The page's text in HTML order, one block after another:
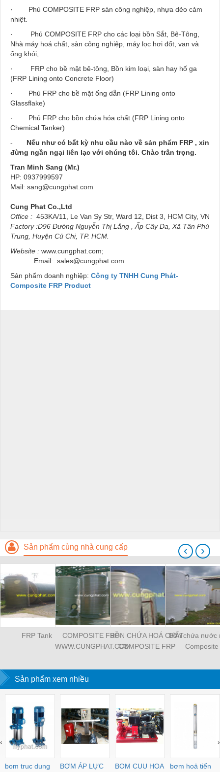
· Phủ COMPOSITE FRP sàn công nghiệp, nhựa dẻo cảm
nhiệt.
· Phủ COMPOSITE FRP cho các loại bồn Sắt, Bê-Tông,
Nhà máy hoá chất, sàn công nghiệp, máy lọc hơi đốt, van và
ống khói,
· FRP cho bề mặt bê-tông, Bồn kim loại, sàn hay hố ga
(FRP Lining onto Concrete Floor)
· Phủ FRP cho bề mặt ống dẫn (FRP Lining onto
Glassflake)
· Phủ FRP cho bồn chứa hóa chất (FRP Lining onto
Chemical Tanker)
-
Nếu như có bất kỳ nhu cầu nào về sản phẩm FRP , xin
đừng ngần ngại liên lạc với chúng tôi. Chào trân trọng.
Tran Minh Sang (Mr.)
HP: 0937999597
Mail: sang@cungphat.com
Cung Phat Co.,Ltd
Office : 453KA/11, Le Van Sy Str, Ward 12, Dist 3, HCM City, VN
Factory :D96 Đường Nguyễn Thị Lắng , Ấp Cây Da, Xã Tân Phú
Trung, Huyện Củ Chi, TP. HCM.
Website : www.cungphat.com;
Email: sales@cungphat.com
Sản phẩm doanh nghiệp: Công ty TNHH Cung Phát-
Composite FRP Product
Sản phẩm cùng nhà cung cấp
FRP Tank
COMPOSITE FRP-
WWW.CUNGPHAT.COM
BỒN CHỨA HOÁ CHẤT
COMPOSITE FRP
Bồn chứa nước
Composite
‹ ›
Sản phẩm xem nhiều
bom truc dung
BƠM ÁP LỰC
BOM CUU HOA
bơm hoả tiển
‹ ›